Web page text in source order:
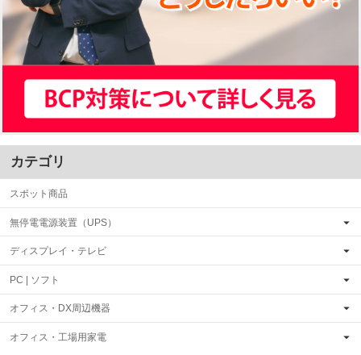
カテゴリ
スポット商品
無停電電源装置（UPS）
ディスプレイ・テレビ
PC | ソフト
オフィス・DX周辺機器
オフィス・工場用家電